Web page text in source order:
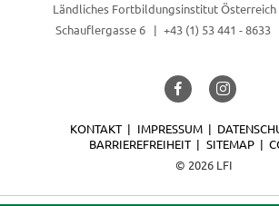
Ländliches Fortbildungsinstitut Österreich
Schauflergasse 6
+43 (1) 53 441 - 8633
© 2026 LFI
KONTAKT IMPRESSUM
BARRIEREFREIHEIT
SITEMAP